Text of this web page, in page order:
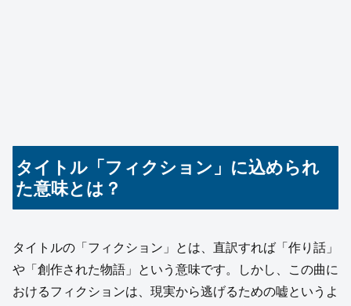
タイトル「フィクション」に込められ
た意味とは？
タイトルの「フィクション」とは、直訳すれば「作り話」
や「創作された物語」という意味です。しかし、この曲に
おけるフィクションは、現実から逃げるための嘘というよ